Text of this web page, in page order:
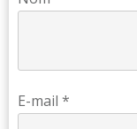
E-mail *